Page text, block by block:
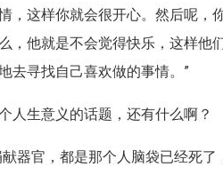
，这样你就会很开心。然后呢，
，他就是不会觉得快乐，这样他
去寻找自己喜欢做的事情。”
人生意义的话题，还有什么啊？
器官，都是那个人脑袋已经死了